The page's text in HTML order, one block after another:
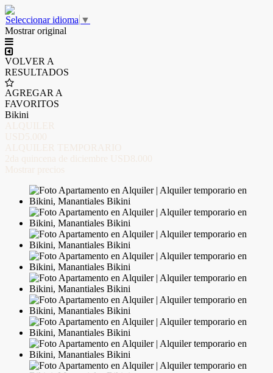
Seleccionar idioma ▼
Mostrar original
VOLVER A
RESULTADOS
AGREGAR A
FAVORITOS
Bikini
ALQUILER
USD5.000
ALQUILER TEMPORARIO
2da quincena de diciembre USD8.000
Mostrar precios